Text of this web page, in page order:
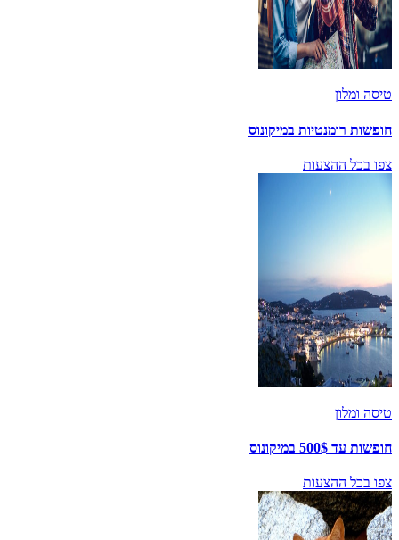
טיסה ומלון
חופשות רומנטיות במיקונוס
צפו בכל ההצעות
טיסה ומלון
חופשות עד 500$ במיקונוס
צפו בכל ההצעות